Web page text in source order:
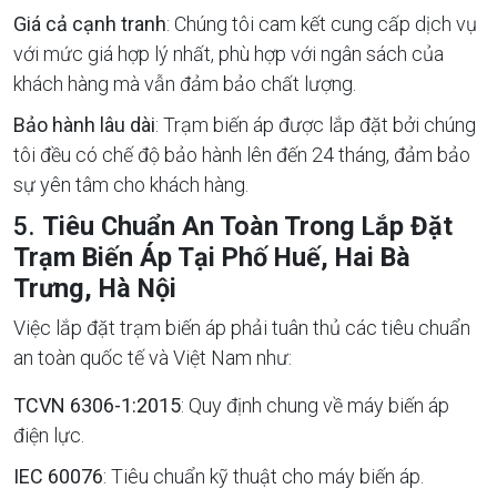
Giá cả cạnh tranh: Chúng tôi cam kết cung cấp dịch vụ
với mức giá hợp lý nhất, phù hợp với ngân sách của
khách hàng mà vẫn đảm bảo chất lượng.
Bảo hành lâu dài: Trạm biến áp được lắp đặt bởi chúng
tôi đều có chế độ bảo hành lên đến 24 tháng, đảm bảo
sự yên tâm cho khách hàng.
5. Tiêu Chuẩn An Toàn Trong Lắp Đặt
Trạm Biến Áp Tại Phố Huế, Hai Bà
Trưng, Hà Nội
Việc lắp đặt trạm biến áp phải tuân thủ các tiêu chuẩn
an toàn quốc tế và Việt Nam như:
TCVN 6306-1:2015: Quy định chung về máy biến áp
điện lực.
IEC 60076: Tiêu chuẩn kỹ thuật cho máy biến áp.